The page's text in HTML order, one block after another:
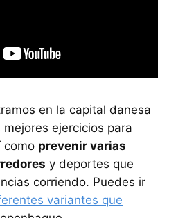
en la capital danesa
ejercicios para
como prevenir varias
y deportes que
corriendo. Puedes ir
variantes que